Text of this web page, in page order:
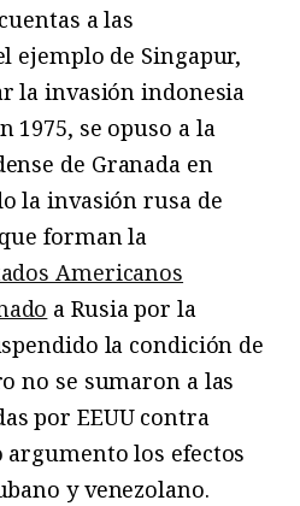
a las
ejemplo de Singapur,
la invasión indonesia
1975, se opuso a la
de Granada en
la invasión rusa de
forman la
Americanos
a Rusia por la
la condición de
no se sumaron a las
por EEUU contra
argumento los efectos
y venezolano.